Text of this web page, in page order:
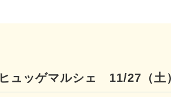
ヒュッゲマルシェ 11/27（土